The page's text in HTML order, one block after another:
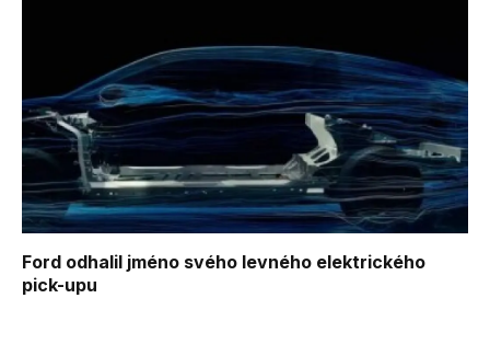
Ford odhalil jméno svého levného elektrického
pick-upu